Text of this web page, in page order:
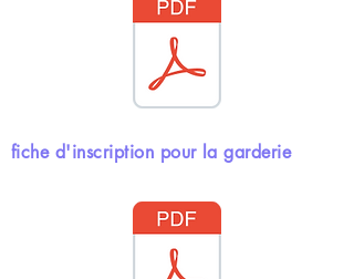
fiche d'inscription pour la garderie